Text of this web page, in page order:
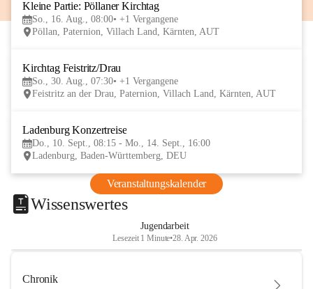
Kleine Partie: Pöllaner Kirchtag
So., 16. Aug., 08:00 +1 Vergangene
Pöllan, Paternion, Villach Land, Kärnten, AUT
Kirchtag Feistritz/Drau
So., 30. Aug., 07:30 +1 Vergangene
Feistritz an der Drau, Paternion, Villach Land, Kärnten, AUT
Ladenburg Konzertreise
Do., 10. Sept., 08:15 - Mo., 14. Sept., 16:00
Ladenburg, Baden-Württemberg, DEU
Veranstaltungskalender
Wissenswertes
Jugendarbeit
Lesezeit 1 Minute•28. Apr. 2026
Chronik